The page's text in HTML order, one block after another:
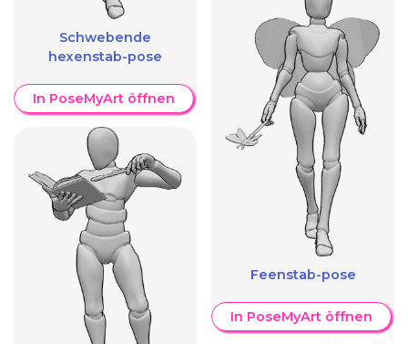
Schwebende
hexenstab-pose
In PoseMyArt öffnen
Feenstab-pose
In PoseMyArt öffnen